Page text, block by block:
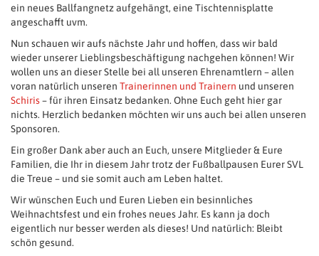
ein neues Ballfangnetz aufgehängt, eine Tischtennisplatte
angeschafft uvm.
Nun schauen wir aufs nächste Jahr und hoffen, dass wir bald
wieder unserer Lieblingsbeschäftigung nachgehen können! Wir
wollen uns an dieser Stelle bei all unseren Ehrenamtlern – allen
voran natürlich unseren Trainerinnen und Trainern und unseren
Schiris– für ihren Einsatz bedanken. Ohne Euch geht hier gar
nichts. Herzlich bedanken möchten wir uns auch bei allen unseren
Sponsoren.
Ein großer Dank aber auch an Euch, unsere Mitglieder & Eure
Familien, die Ihr in diesem Jahr trotz der Fußballpausen Eurer SVL
die Treue – und sie somit auch am Leben haltet.
Wir wünschen Euch und Euren Lieben ein besinnliches
Weihnachtsfest und ein frohes neues Jahr. Es kann ja doch
eigentlich nur besser werden als dieses! Und natürlich: Bleibt
schön gesund.